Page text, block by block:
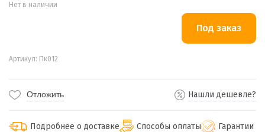
Нет в наличии
Артикул: Пк012
Отложить Нашли дешевле?
Подробнее о доставке Способы оплаты Гарантии